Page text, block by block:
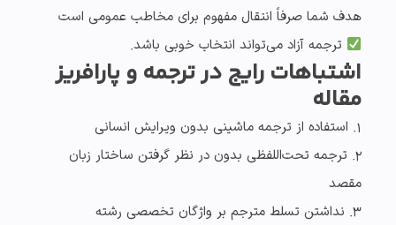
هدف شما صرفاً انتقال مفهوم برای مخاطب عمومی است
ترجمه آزاد می‌تواند انتخاب خوبی باشد.
اشتباهات رایج در ترجمه و پارافریز
مقاله
۱. استفاده از ترجمه ماشینی بدون ویرایش انسانی
۲. ترجمه تحت‌اللفظی بدون در نظر گرفتن ساختار زبان
مقصد
۳. نداشتن تسلط مترجم بر
واژگان تخصصی رشته